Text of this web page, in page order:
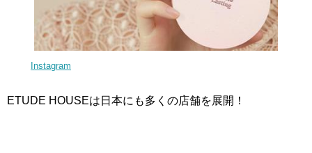
Instagram
ETUDE HOUSEは日本にも多くの店舗を展開！